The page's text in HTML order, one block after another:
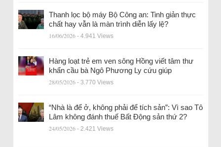
Thanh lọc bộ máy Bộ Công an: Tinh giản thực
chất hay vẫn là màn trình diễn lấy lệ?
16/06/2026 - 4.941 Views
Hàng loạt trẻ em ven sông Hồng viết tâm thư
khẩn cầu bà Ngô Phương Ly cứu giúp
28/05/2026 - 3.770 Views
“Nhà là để ở, không phải để tích sản”: Vì sao Tô
Lâm không đánh thuế Bất Động sản thứ 2?
24/05/2026 - 2.421 Views